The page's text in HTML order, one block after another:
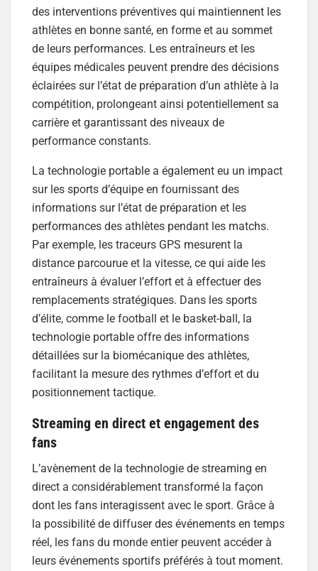
des interventions préventives qui maintiennent les
athlètes en bonne santé, en forme et au sommet
de leurs performances. Les entraîneurs et les
équipes médicales peuvent prendre des décisions
éclairées sur l’état de préparation d’un athlète à la
compétition, prolongeant ainsi potentiellement sa
carrière et garantissant des niveaux de
performance constants.
La technologie portable a également eu un impact
sur les sports d’équipe en fournissant des
informations sur l’état de préparation et les
performances des athlètes pendant les matchs.
Par exemple, les traceurs GPS mesurent la
distance parcourue et la vitesse, ce qui aide les
entraîneurs à évaluer l’effort et à effectuer des
remplacements stratégiques. Dans les sports
d’élite, comme le football et le basket-ball, la
technologie portable offre des informations
détaillées sur la biomécanique des athlètes,
facilitant la mesure des rythmes d’effort et du
positionnement tactique.
Streaming en direct et engagement des
fans
L’avènement de la technologie de streaming en
direct a considérablement transformé la façon
dont les fans interagissent avec le sport. Grâce à
la possibilité de diffuser des événements en temps
réel, les fans du monde entier peuvent accéder à
leurs événements sportifs préférés à tout moment.